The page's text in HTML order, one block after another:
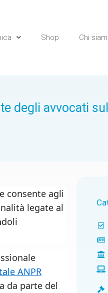
Shop Chi
degli avvocati
consente agli
legate al
ANPR
da parte del